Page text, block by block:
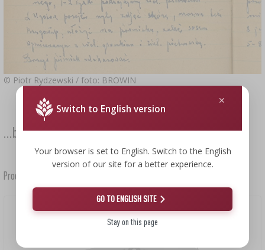
© Piotr Rydzewski / foto: BROWIN
...bo domowe jest lepsze!
Produkty użyte w przepisie |
Switch to English version
Your browser is set to English. Switch to the English
version of our site for a better experience.
GO TO ENGLISH SITE
Stay on this page